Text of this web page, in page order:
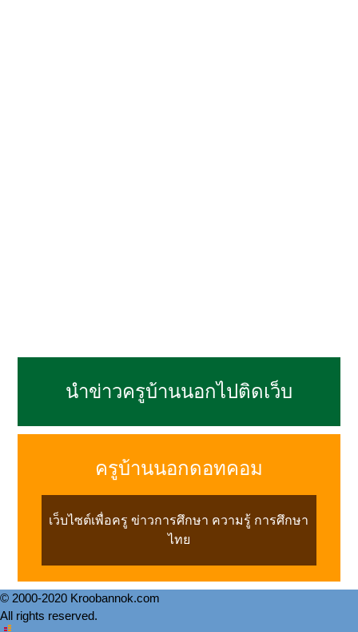
นำข่าวครูบ้านนอกไปติดเว็บ
ครูบ้านนอกดอทคอม
เว็บไซต์เพื่อครู ข่าวการศึกษา ความรู้ การศึกษา
ไทย
© 2000-2020 Kroobannok.com
All rights reserved.